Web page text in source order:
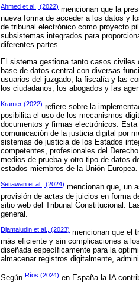
Ahmed et al., (2022) mencionan que la
nueva forma de acceder a los datos y
de tribunal electrónico como proyecto
subsistemas integrados para
diferentes partes.
El sistema gestiona tanto casos civiles
base de datos central con diversas
usuarios del juzgado, la fiscalía y las
los ciudadanos, los abogados y las
Kramer (2022) refiere sobre la
posibilita el uso de los mecanismos
documentos y firmas electrónicos.
comunicación de la justicia digital por
sistemas de justicia de los Estados
competentes, profesionales del
medios de prueba y otro tipo de datos
estados miembros de la Unión Europea.
Setiawan et al., (2024) mencionan que, un
provisión de actas de juicios en forma
sitio web del Tribunal Constitucional.
general.
Djamaludin et al., (2023) mencionan que el
más eficiente y sin complicaciones a
diseñada específicamente para la
almacenar registros digitalmente,
Según Ríos (2024) en España la IA